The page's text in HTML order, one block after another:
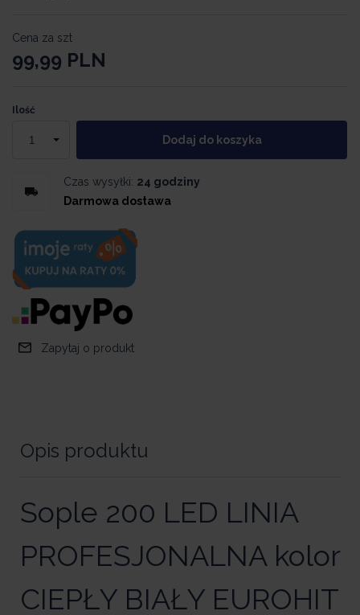
Cena za szt
99,99 PLN
Ilość
Dodaj do koszyka
Czas wysyłki: 24 godziny
Darmowa dostawa
Zapytaj o produkt
Opis produktu
Sople 200 LED LINIA
PROFESJONALNA kolor
CIEPŁY BIAŁY EUROHIT